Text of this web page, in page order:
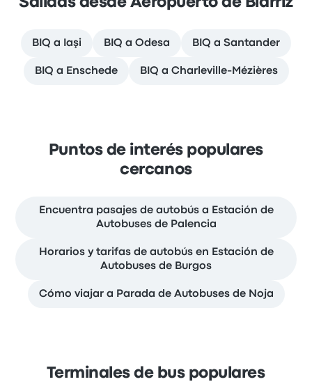
Salidas desde Aeropuerto de Biarriz
BIQ a Iaşi BIQ a Odesa BIQ a Santander
BIQ a Enschede BIQ a Charleville-Mézières
Puntos de interés populares
cercanos
Encuentra pasajes de autobús a Estación de
Autobuses de Palencia
Horarios y tarifas de autobús en Estación de
Autobuses de Burgos
Cómo viajar a Parada de Autobuses de Noja
Terminales de bus populares